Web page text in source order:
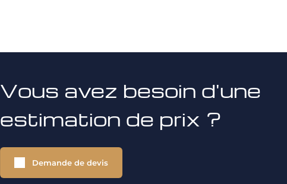
Vous avez besoin d'une
estimation de prix ?
Demande de devis